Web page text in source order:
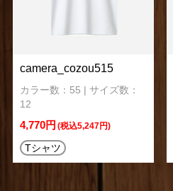
camera_cozou515
カラー数：55 | サイズ数：
12
4,770円 (税込5,247円)
Tシャツ